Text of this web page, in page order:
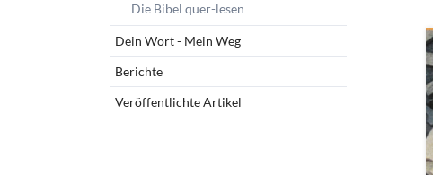
Die Bibel quer-lesen
Dein Wort - Mein Weg
Berichte
Veröffentlichte Artikel